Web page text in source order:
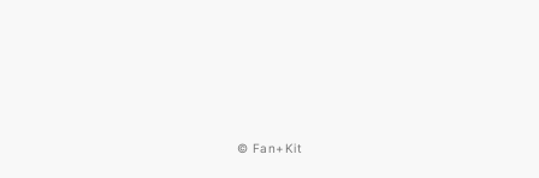
© Fan+Kit